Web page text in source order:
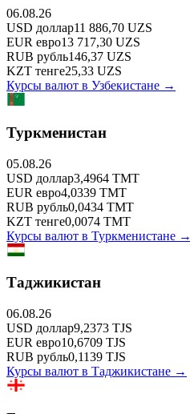
06.08.26
USD доллар11 886,70 UZS
EUR евро13 717,30 UZS
RUB рубль146,37 UZS
KZT тенге25,33 UZS
Курсы валют в Узбекистане →
Туркменистан
05.08.26
USD доллар3,4964 TMT
EUR евро4,0339 TMT
RUB рубль0,0434 TMT
KZT тенге0,0074 TMT
Курсы валют в Туркменистане →
Таджикистан
06.08.26
USD доллар9,2373 TJS
EUR евро10,6709 TJS
RUB рубль0,1139 TJS
Курсы валют в Таджикистане →